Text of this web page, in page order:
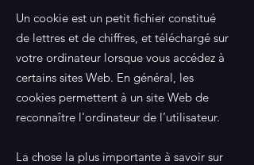
Un cookie est un petit fichier constitué
de lettres et de chiffres, et téléchargé sur
votre ordinateur lorsque vous accédez à
certains sites Web. En général, les
cookies permettent à un site Web de
reconnaître l'ordinateur de l’utilisateur.
La chose la plus importante à savoir sur